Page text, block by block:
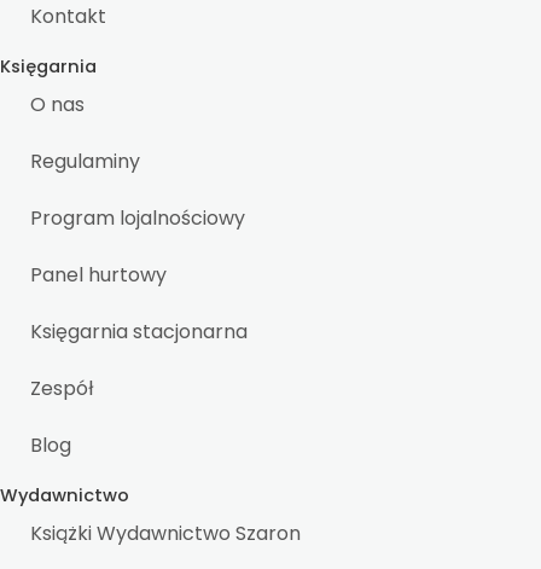
Kontakt
Księgarnia
O nas
Regulaminy
Program lojalnościowy
Panel hurtowy
Księgarnia stacjonarna
Zespół
Blog
Wydawnictwo
Książki Wydawnictwo Szaron